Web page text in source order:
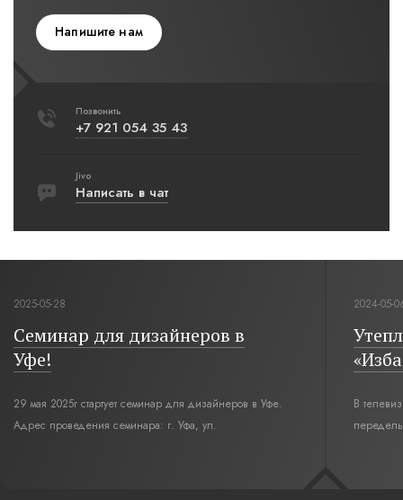
Напишите нам
Позвонить
+7 921 054 35 43
Jivo
Написать в чат
2025-05-28
Семинар для дизайнеров в
Уфе!
29 мая 2025г стартует семинар для дизайнеров в Уфе.
Адрес проведения семинара: г. Уфа, ул.
2024-05-
В